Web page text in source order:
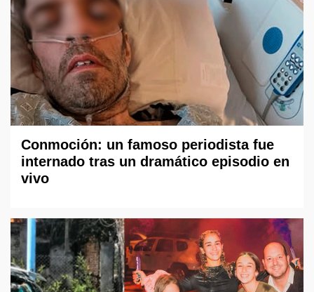
Conmoción: un famoso periodista fue
internado tras un dramático episodio en
vivo